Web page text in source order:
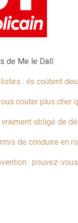
de Me le Dall:
: ils coûtent
couter plus cher
obligé de
de conduire en
: pouvez-